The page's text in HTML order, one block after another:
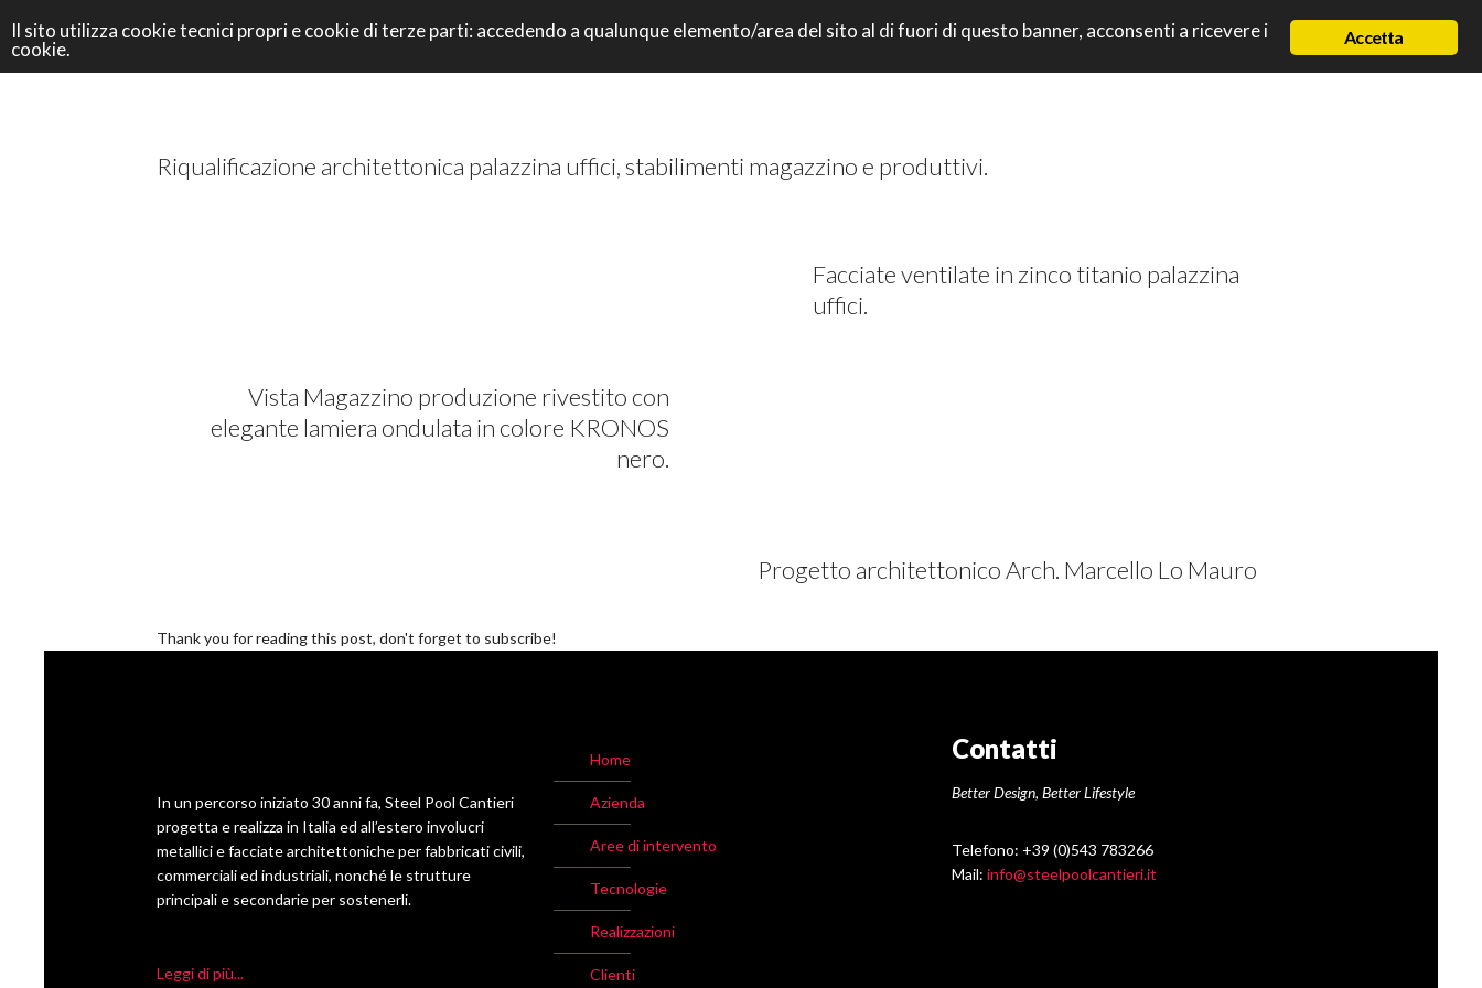
Riqualificazione architettonica palazzina uffici, stabilimenti magazzino e produttivi.
Facciate ventilate in zinco titanio palazzina
uffici.
Vista Magazzino produzione rivestito con
elegante lamiera ondulata in colore KRONOS
nero.
Progetto architettonico Arch. Marcello Lo Mauro
Thank you for reading this post, don't forget to subscribe!
In un percorso iniziato 30 anni fa, Steel Pool Cantieri
progetta e realizza in Italia ed all’estero involucri
metallici e facciate architettoniche per fabbricati civili,
commerciali ed industriali, nonché le strutture
principali e secondarie per sostenerli.
Leggi di più...
Home
Azienda
Aree di intervento
Tecnologie
Realizzazioni
Clienti
Contatti
Better Design, Better Lifestyle
Telefono: +39 (0)543 783266
Mail:info@steelpoolcantieri.it
Accetta
Il sito utilizza cookie tecnici propri e cookie di terze parti: accedendo a qualunque elemento/area del sito al di fuori di questo banner, acconsenti a ricevere i
cookie.